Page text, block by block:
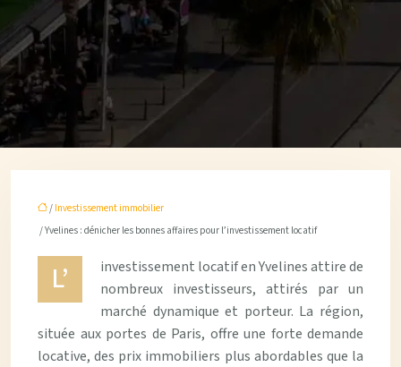
/ Investissement immobilier
/ Yvelines : dénicher les bonnes affaires pour l’investissement locatif
L’
investissement locatif en Yvelines attire de
nombreux investisseurs, attirés par un
marché dynamique et porteur. La région,
située aux portes de Paris, offre une forte demande
locative, des prix immobiliers plus abordables que la